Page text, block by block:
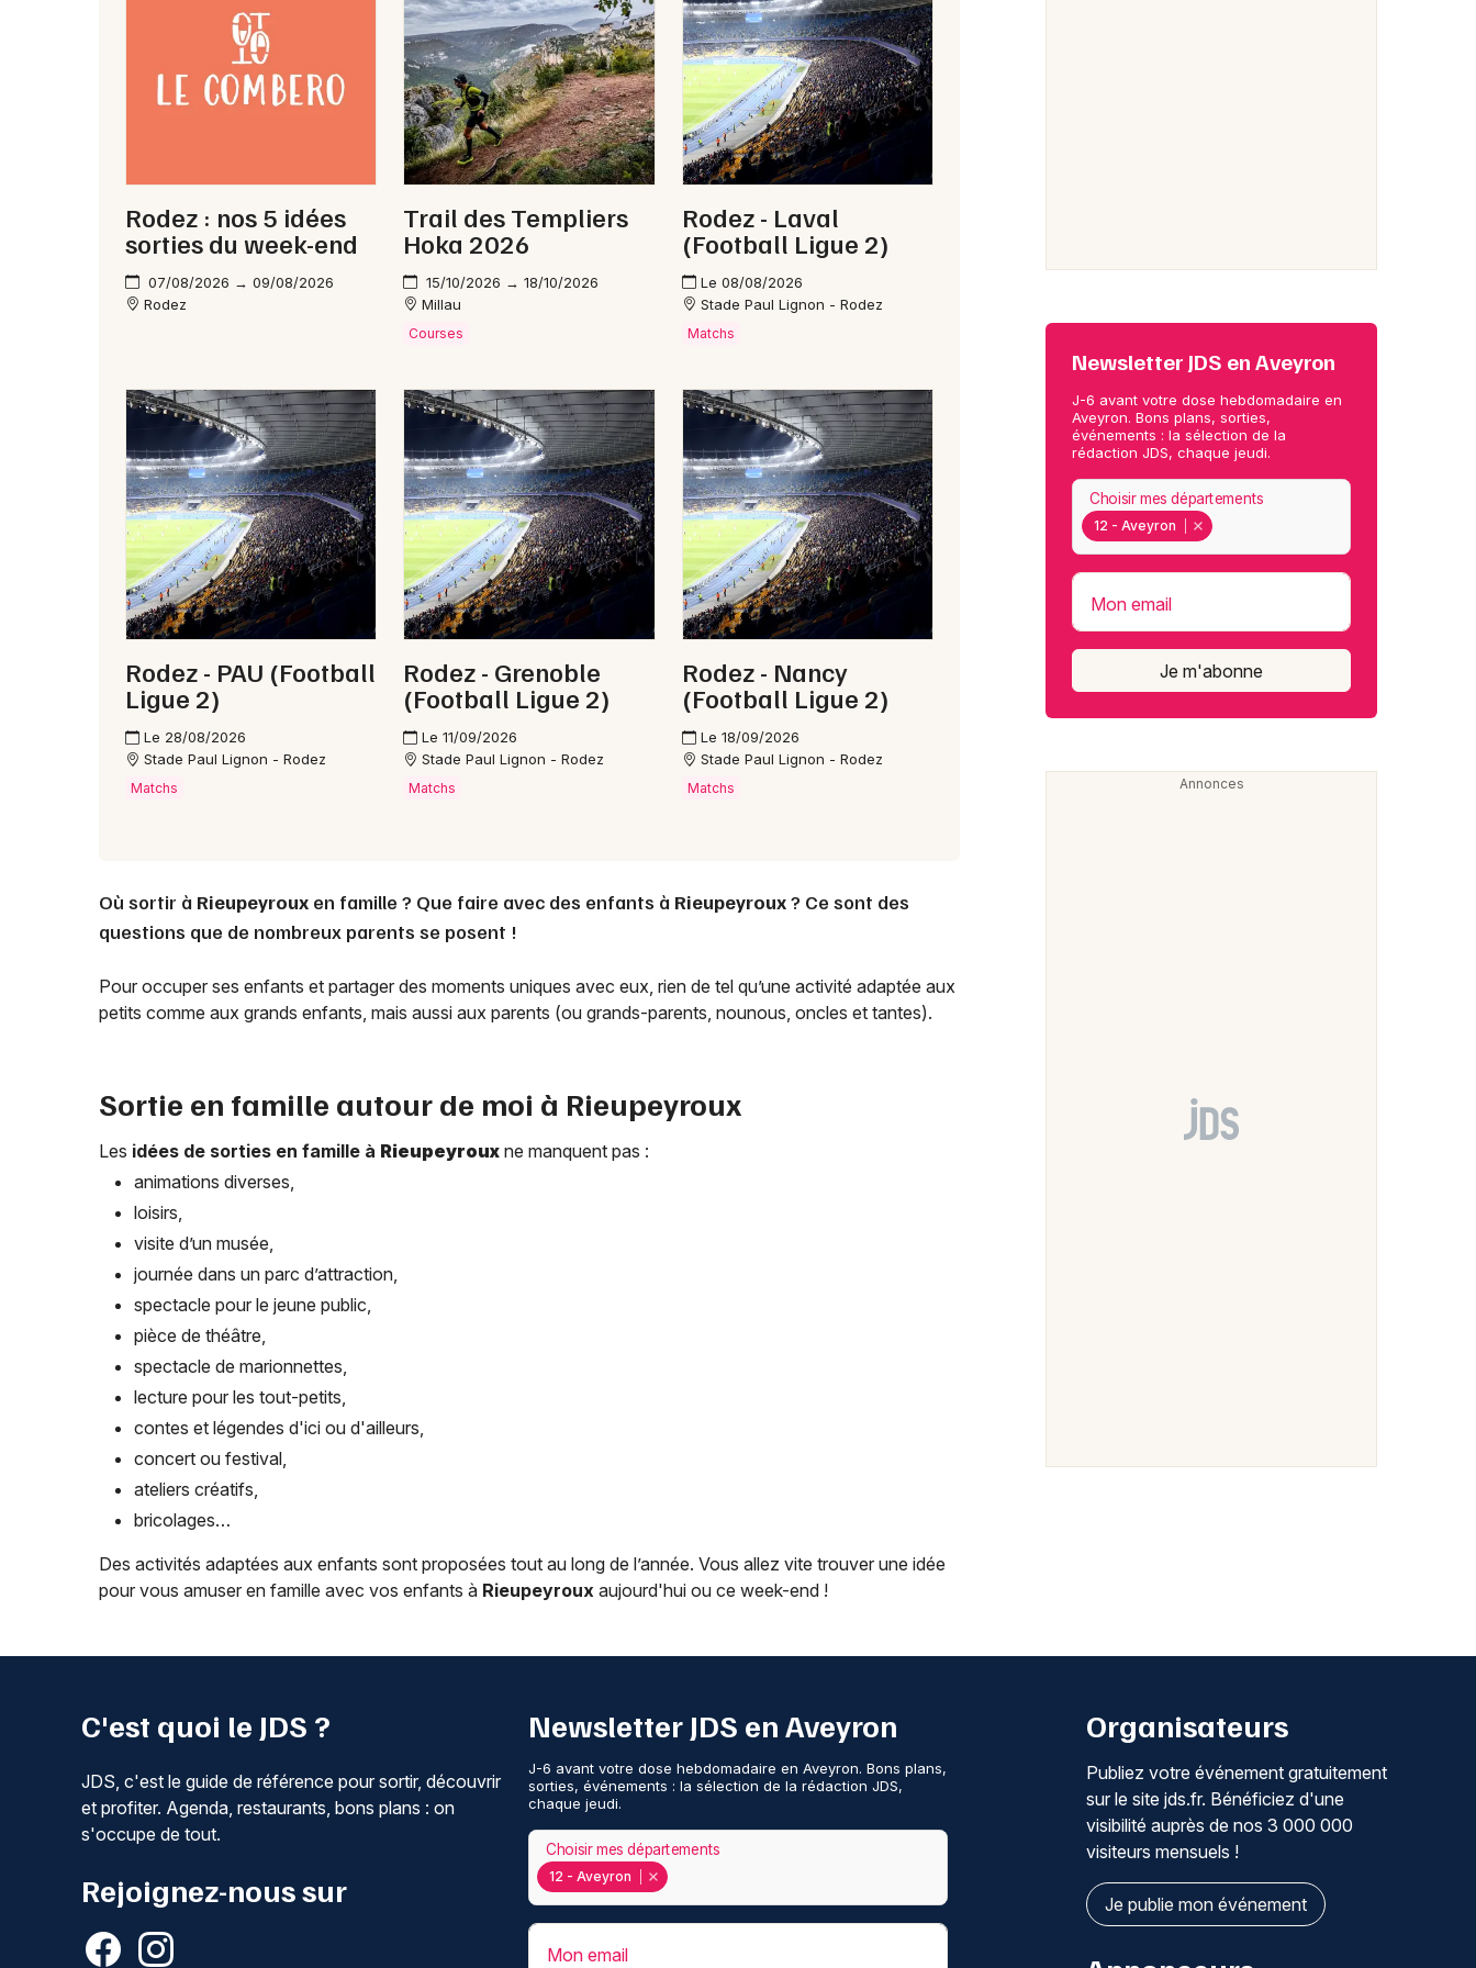
Newsletter des sorties
Artistes en tournée
Actus en Aveyron
Magazine en Aveyron
12 - Aveyron
Choisir mes départements
Mon email
Je m'abonne
Rodez : nos 5 idées
sorties du week-end
07/08/2026 → 09/08/2026
Rodez
Trail des Templiers
Hoka 2026
15/10/2026 → 18/10/2026
Millau
Courses
Rodez - Laval
(Football Ligue 2)
Le 08/08/2026
Stade Paul Lignon - Rodez
Matchs
Rodez - PAU (Football
Ligue 2)
Le 28/08/2026
Stade Paul Lignon - Rodez
Matchs
Rodez - Grenoble
(Football Ligue 2)
Le 11/09/2026
Stade Paul Lignon - Rodez
Matchs
Rodez - Nancy
(Football Ligue 2)
Le 18/09/2026
Stade Paul Lignon - Rodez
Matchs
Où sortir à Rieupeyroux en famille ? Que faire avec des enfants à Rieupeyroux? Ce sont des
questions que de nombreux parents se posent !
Pour occuper ses enfants et partager des moments uniques avec eux, rien de tel qu’une activité adaptée aux
petits comme aux grands enfants, mais aussi aux parents (ou grands-parents, nounous, oncles et tantes).
Sortie en famille autour de moi à Rieupeyroux
Les idées de sorties en famille à Rieupeyroux ne manquent pas :
animations diverses,
loisirs,
visite d’un musée,
journée dans un parc d’attraction,
spectacle pour le jeune public,
pièce de théâtre,
spectacle de marionnettes,
lecture pour les tout-petits,
contes et légendes d'ici ou d'ailleurs,
concert ou festival,
ateliers créatifs,
bricolages…
Des activités adaptées aux enfants sont proposées tout au long de l’année. Vous allez vite trouver une idée
pour vous amuser en famille avec vos enfants à Rieupeyroux aujourd'hui ou ce week-end !
Newsletter JDS en Aveyron
J-6 avant votre dose hebdomadaire en
Aveyron. Bons plans, sorties,
événements : la sélection de la
rédaction JDS, chaque jeudi.
12 - Aveyron
Choisir mes départements
Mon email
Je m'abonne
C'est quoi le JDS ?
JDS, c'est le guide de référence pour sortir, découvrir
et profiter. Agenda, restaurants, bons plans : on
s'occupe de tout.
Rejoignez-nous sur
Newsletter JDS en Aveyron
J-6 avant votre dose hebdomadaire en Aveyron. Bons plans,
sorties, événements : la sélection de la rédaction JDS,
chaque jeudi.
12 - Aveyron
Choisir mes départements
Mon email
Organisateurs
Publiez votre événement gratuitement
sur le site jds.fr. Bénéficiez d'une
visibilité auprès de nos 3 000 000
visiteurs mensuels !
Je publie mon événement